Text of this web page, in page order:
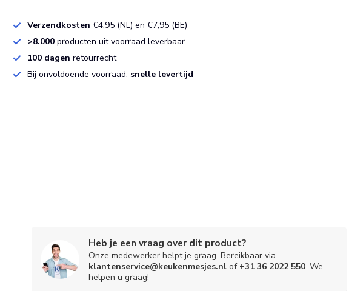
Verzendkosten €4,95 (NL) en €7,95 (BE)
>8.000 producten uit voorraad leverbaar
100 dagenretourrecht
Bij onvoldoende voorraad, snelle levertijd
Heb je een vraag over dit product?
Onze medewerker helpt je graag. Bereikbaar via
klantenservice@keukenmesjes.nl of +31 36 2022 550. We
helpen u graag!